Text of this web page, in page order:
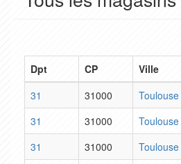
Dpt CP Ville
31
31000 Toulouse
31
31000 Toulouse
31
31000 Toulouse